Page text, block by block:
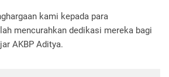
kami kepada para
mencurahkan dedikasi mereka bagi
AKBP Aditya.